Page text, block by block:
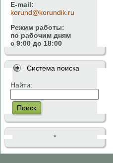
E-mail:
korund@korundik.ru
Режим работы:
по рабочим дням
с 9:00 до 18:00
Система поиска
Найти:
Поиск
*